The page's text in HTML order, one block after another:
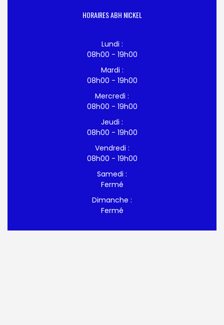
HORAIRES ABH NICKEL
Lundi :
08h00 - 19h00
Mardi :
08h00 - 19h00
Mercredi :
08h00 - 19h00
Jeudi :
08h00 - 19h00
Vendredi :
08h00 - 19h00
Samedi :
Fermé
Dimanche :
Fermé